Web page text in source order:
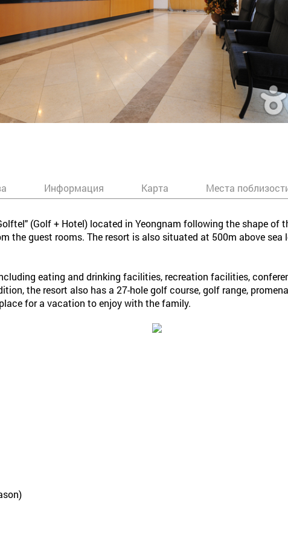
Информация Карта Места
(Golf + Hotel) located in Yeongnam following the shape of
the guest rooms. The resort is also situated at 500m above
eating and drinking facilities, recreation facilities,
the resort also has a 27-hole golf course, golf range,
for a vacation to enjoy with the family.